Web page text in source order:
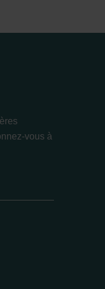
vous à